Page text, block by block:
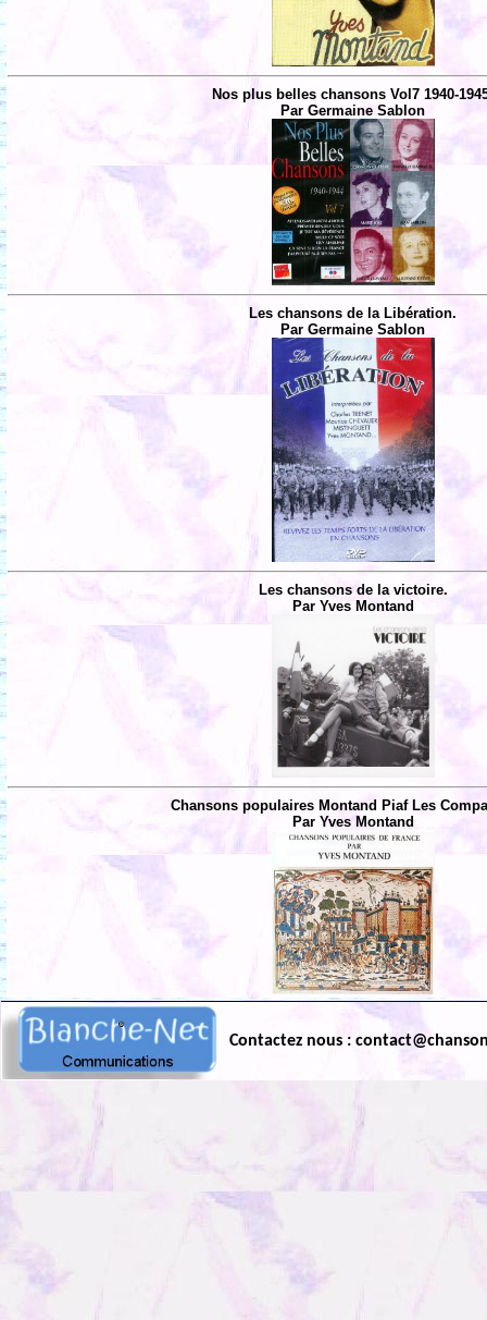
Nos plus belles chansons Vol7 1940-
Par Germaine Sablon
Les chansons de la Libération.
Par Germaine Sablon
Les chansons de la victoire.
Par Yves Montand
Chansons populaires Montand Piaf Les
Par Yves Montand
Contactez nous :